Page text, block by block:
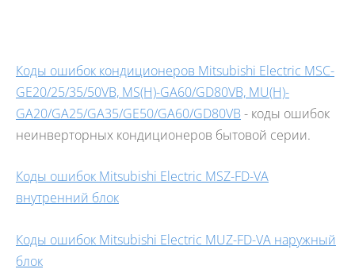
Коды ошибок кондиционеров Mitsubishi Electric MSC-
GE20/25/35/50VB, MS(H)-GA60/GD80VB, MU(H)-
GA20/GA25/GA35/GE50/GA60/GD80VB - коды ошибок
неинверторных кондиционеров бытовой серии.
Коды ошибок Mitsubishi Electric MSZ-FD-VA
внутренний блок
Коды ошибок Mitsubishi Electric MUZ-FD-VA наружный
блок